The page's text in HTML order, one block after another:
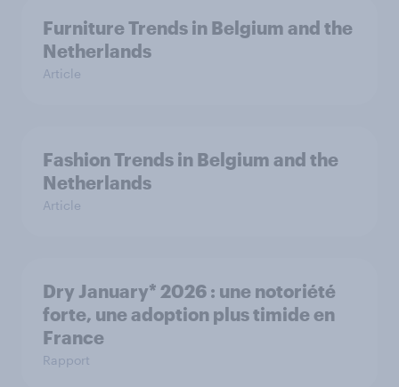
Furniture Trends in Belgium and the
Netherlands
Article
Fashion Trends in Belgium and the
Netherlands
Article
Dry January* 2026 : une notoriété
forte, une adoption plus timide en
France
Rapport